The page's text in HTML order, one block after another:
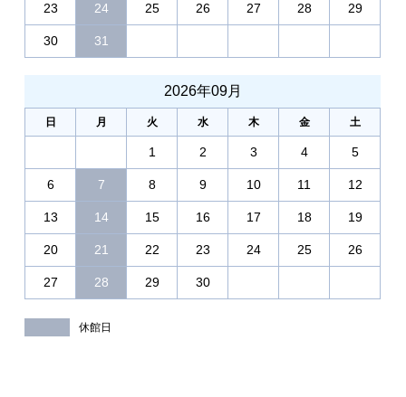
23 24 25 26 27 28 29
30 31
2026年09月
日 月 火 水 木 金 土
1 2 3 4 5
6 7 8 9 10 11 12
13 14 15 16 17 18 19
20 21 22 23 24 25 26
27 28 29 30
休館日